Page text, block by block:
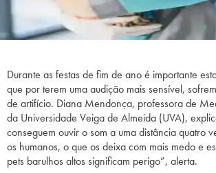
Durante as festas de fim de ano é importante
que por terem uma audição mais sensível,
de artifício. Diana Mendonça, professora de
da Universidade Veiga de Almeida (UVA),
conseguem ouvir o som a uma distância quatro
os humanos, o que os deixa com mais medo e
pets barulhos altos significam perigo”, alerta.